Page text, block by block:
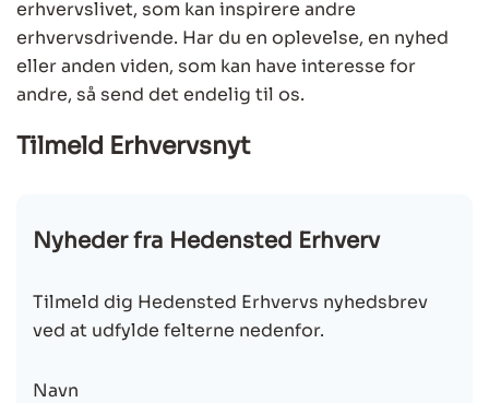
erhvervslivet, som kan inspirere andre
erhvervsdrivende. Har du en oplevelse, en nyhed
eller anden viden, som kan have interesse for
andre, så send det endelig til os.
Tilmeld Erhvervsnyt
Nyheder fra Hedensted Erhverv
Tilmeld dig Hedensted Erhvervs nyhedsbrev
ved at udfylde felterne nedenfor.
Navn